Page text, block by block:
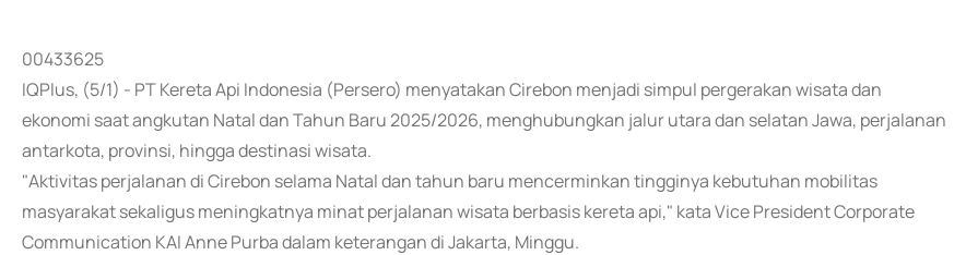
00433625
IQPlus, (5/1) - PT Kereta Api Indonesia (Persero) menyatakan Cirebon menjadi simpul pergerakan wisata dan
ekonomi saat angkutan Natal dan Tahun Baru 2025/2026, menghubungkan jalur utara dan selatan Jawa, perjalanan
antarkota, provinsi, hingga destinasi wisata.
"Aktivitas perjalanan di Cirebon selama Natal dan tahun baru mencerminkan tingginya kebutuhan mobilitas
masyarakat sekaligus meningkatnya minat perjalanan wisata berbasis kereta api," kata Vice President Corporate
Communication KAI Anne Purba dalam keterangan di Jakarta, Minggu.